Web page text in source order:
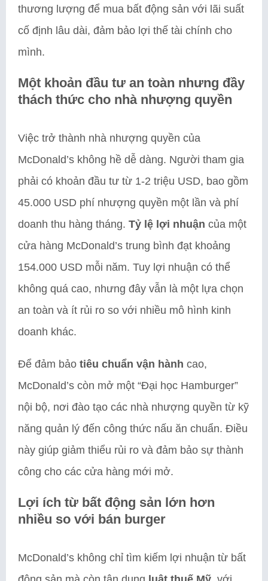
thương lượng để mua bất động sản với lãi suất
cố định lâu dài, đảm bảo lợi thế tài chính cho
mình.
Một khoản đầu tư an toàn nhưng đầy
thách thức cho nhà nhượng quyền
Việc trở thành nhà nhượng quyền của
McDonald’s không hề dễ dàng. Người tham gia
phải có khoản đầu tư từ 1-2 triệu USD, bao gồm
45.000 USD phí nhượng quyền một lần và phí
doanh thu hàng tháng. Tỷ lệ lợi nhuận của một
cửa hàng McDonald’s trung bình đạt khoảng
154.000 USD mỗi năm. Tuy lợi nhuận có thể
không quá cao, nhưng đây vẫn là một lựa chọn
an toàn và ít rủi ro so với nhiều mô hình kinh
doanh khác.
Để đảm bảo tiêu chuẩn vận hành cao,
McDonald’s còn mở một “Đại học Hamburger”
nội bộ, nơi đào tạo các nhà nhượng quyền từ kỹ
năng quản lý đến công thức nấu ăn chuẩn. Điều
này giúp giảm thiểu rủi ro và đảm bảo sự thành
công cho các cửa hàng mới mở.
Lợi ích từ bất động sản lớn hơn
nhiều so với bán burger
McDonald’s không chỉ tìm kiếm lợi nhuận từ bất